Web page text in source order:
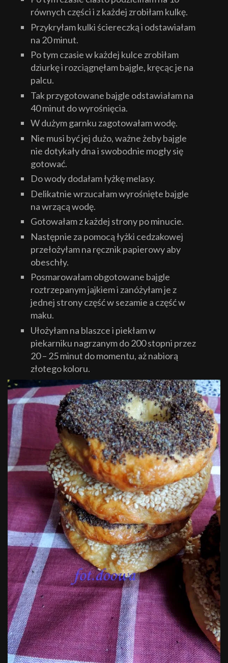
równych części i z każdej zrobiłam kulkę.
Przykryłam kulki ściereczką i odstawiałam
na 20 minut.
Po tym czasie w każdej kulce zrobiłam
dziurkę i rozciągnęłam bajgle, kręcąc je na
palcu.
Tak przygotowane bajgle odstawiałam na
40 minut do wyrośnięcia.
W dużym garnku zagotowałam wodę.
Nie musi być jej dużo, ważne żeby bajgle
nie dotykały dna i swobodnie mogły się
gotować.
Do wody dodałam łyżkę melasy.
Delikatnie wrzucałam wyrośnięte bajgle
na wrzącą wodę.
Gotowałam z każdej strony po minucie.
Następnie za pomocą łyżki cedzakowej
przełożyłam na ręcznik papierowy aby
obeschły.
Posmarowałam obgotowane bajgle
roztrzepanym jajkiem i zanóżyłam je z
jednej strony część w sezamie a część w
maku.
Ułożyłam na blaszce i piekłam w
piekarniku nagrzanym do 200 stopni przez
20 – 25 minut do momentu, aż nabiorą
złotego koloru.